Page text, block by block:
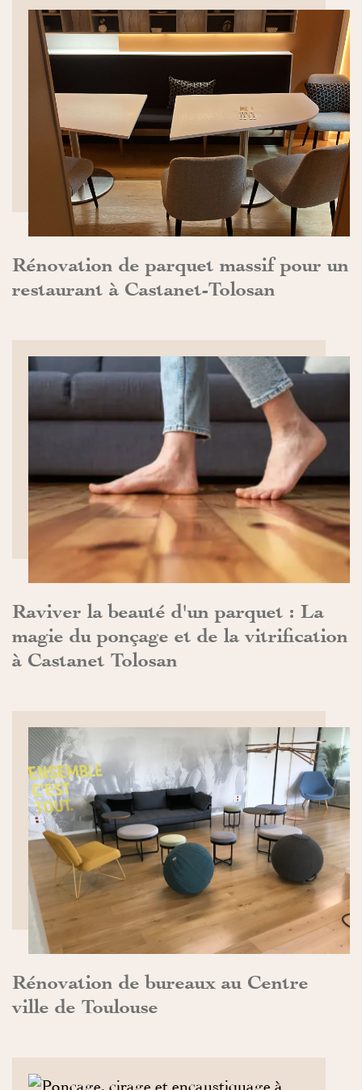
Rénovation de parquet massif pour un
restaurant à Castanet-Tolosan
DÉCOUVRIR>>
Raviver la beauté d'un parquet : La
magie du ponçage et de la vitrification
à Castanet Tolosan
DÉCOUVRIR>>
Rénovation de bureaux au Centre
ville de Toulouse
DÉCOUVRIR>>